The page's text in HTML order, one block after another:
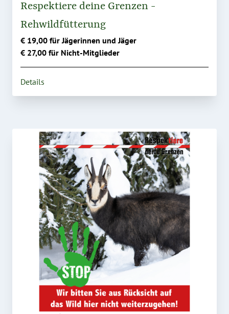
Respektiere deine Grenzen -
Rehwildfütterung
€ 19,00 für Jägerinnen und Jäger
€ 27,00 für Nicht-Mitglieder
Details